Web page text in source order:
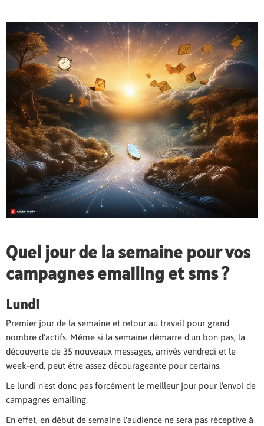
Quel jour de la semaine pour vos
campagnes emailing et sms ?
Lundi
Premier jour de la semaine et retour au travail pour grand
nombre d'actifs. Même si la semaine démarre d'un bon pas, la
découverte de 35 nouveaux messages, arrivés vendredi et le
week-end, peut être assez décourageante pour certains.
Le lundi n'est donc pas forcément le meilleur jour pour l'envoi de
campagnes emailing.
En effet, en début de semaine l'audience ne sera pas réceptive à